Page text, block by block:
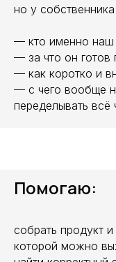
но у собственника
— кто именно наш
— за что он готов
— как коротко и
— с чего вообще
переделывать всё
Помогаю:
собрать продукт
которой можно